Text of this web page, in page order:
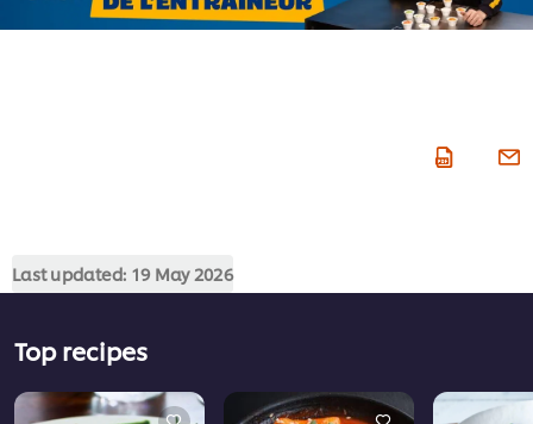
Last updated: 19 May 2026
Top recipes